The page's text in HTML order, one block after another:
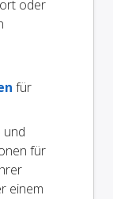
oder
für
und
für
einem